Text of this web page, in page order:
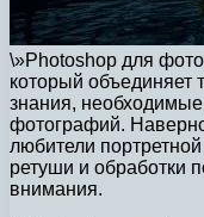
\»Photoshop для
который объединяет
знания,
фотографий.
любители
ретуши и обработки
внимания.